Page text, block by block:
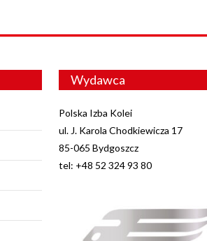
Wydawca
Polska Izba Kolei
ul. J. Karola Chodkiewicza 17
85-065 Bydgoszcz
tel: +48 52 324 93 80